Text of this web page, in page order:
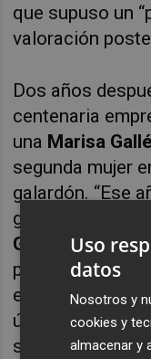
que supuso un
valoración
Dos años
centenaria
una Marisa
segunda mujer
galardón. “Ese
ganar ambos.
Gimeno, que
presentarse, y
estudio, le
última vez. Era
seríamos
Uso
datos
Nosotros y
cookies y
almacenar y